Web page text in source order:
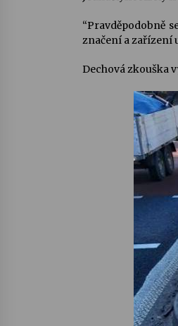
“Pravděpodobně
značení a zařízení
Dechová zkouška